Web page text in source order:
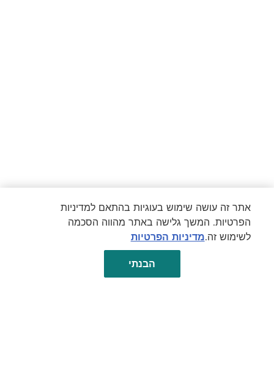
אתר זה עושה שימוש בעוגיות בהתאם למדיניות
הפרטיות. המשך גלישה באתר מהווה הסכמה
לשימוש זה.מדיניות הפרטיות
הבנתי